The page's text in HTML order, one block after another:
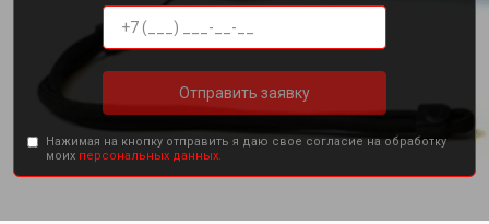
Отправить заявку
Нажимая на кнопку отправить я даю свое согласие на обработку
моих персональных данных.